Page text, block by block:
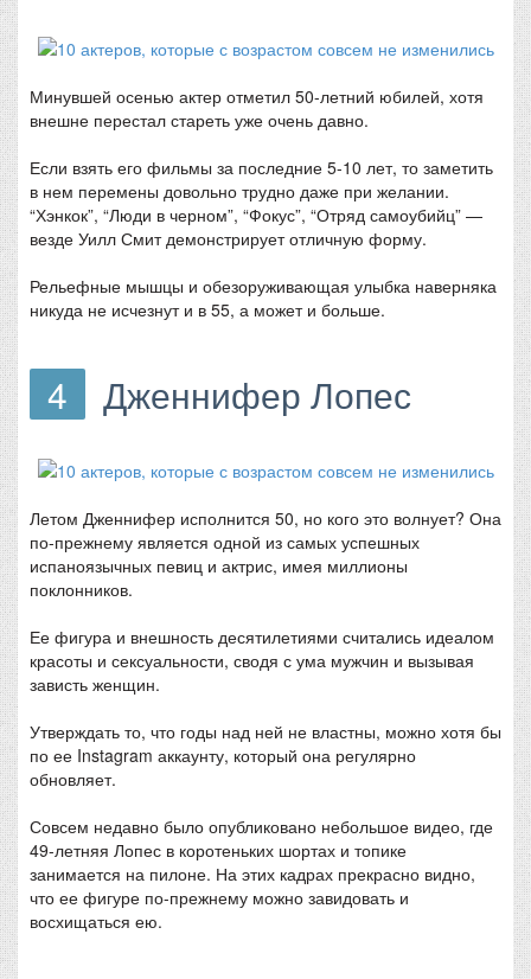
Минувшей осенью актер отметил 50-летний юбилей, хотя
внешне перестал стареть уже очень давно.
Если взять его фильмы за последние 5-10 лет, то заметить
в нем перемены довольно трудно даже при желании.
“Хэнкок”, “Люди в черном”, “Фокус”, “Отряд самоубийц” —
везде Уилл Смит демонстрирует отличную форму.
Рельефные мышцы и обезоруживающая улыбка наверняка
никуда не исчезнут и в 55, а может и больше.
4 Дженнифер Лопес
Летом Дженнифер исполнится 50, но кого это волнует? Она
по-прежнему является одной из самых успешных
испаноязычных певиц и актрис, имея миллионы
поклонников.
Ее фигура и внешность десятилетиями считались идеалом
красоты и сексуальности, сводя с ума мужчин и вызывая
зависть женщин.
Утверждать то, что годы над ней не властны, можно хотя бы
по ее Instagram аккаунту, который она регулярно
обновляет.
Совсем недавно было опубликовано небольшое видео, где
49-летняя Лопес в коротеньких шортах и топике
занимается на пилоне. На этих кадрах прекрасно видно,
что ее фигуре по-прежнему можно завидовать и
восхищаться ею.